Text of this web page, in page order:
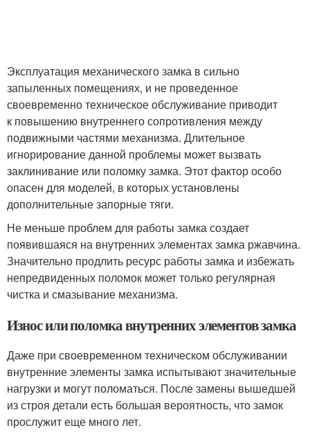
Эксплуатация механического замка в сильно
запыленных помещениях, и не проведенное
своевременно техническое обслуживание приводит
к повышению внутреннего сопротивления между
подвижными частями механизма. Длительное
игнорирование данной проблемы может вызвать
заклинивание или поломку замка. Этот фактор особо
опасен для моделей, в которых установлены
дополнительные запорные тяги.
Не меньше проблем для работы замка создает
появившаяся на внутренних элементах замка ржавчина.
Значительно продлить ресурс работы замка и избежать
непредвиденных поломок может только регулярная
чистка и смазывание механизма.
Износ или поломка внутренних элементов замка
Даже при своевременном техническом обслуживании
внутренние элементы замка испытывают значительные
нагрузки и могут поломаться. После замены вышедшей
из строя детали есть большая вероятность, что замок
прослужит еще много лет.